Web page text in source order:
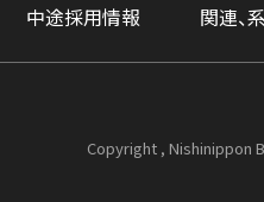
中途採用情報 関連、
Copyright , Nishinippon